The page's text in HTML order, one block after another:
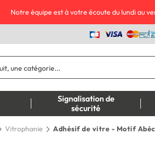
Notre équipe est à votre écoute du lundi au
Signalisation de
sécurité
Vitrophanie Adhésif de vitre - Motif